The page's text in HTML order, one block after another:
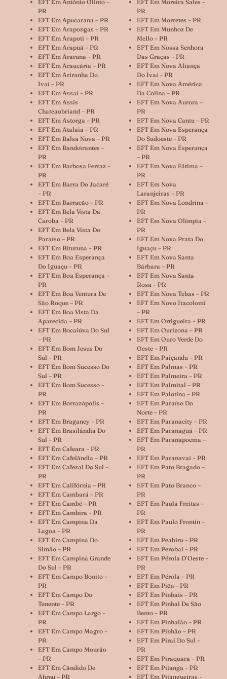
EFT Em Antônio Olinto –
PR
EFT Em Apucarana – PR
EFT Em Arapongas – PR
EFT Em Arapoti – PR
EFT Em Arapuã – PR
EFT Em Araruna – PR
EFT Em Araucária – PR
EFT Em Ariranha Do
Ivaí – PR
EFT Em Assaí – PR
EFT Em Assis
Chateaubriand – PR
EFT Em Astorga – PR
EFT Em Atalaia – PR
EFT Em Balsa Nova – PR
EFT Em Bandeirantes –
PR
EFT Em Barbosa Ferraz –
PR
EFT Em Barra Do Jacaré
– PR
EFT Em Barracão – PR
EFT Em Bela Vista Da
Caroba – PR
EFT Em Bela Vista Do
Paraíso – PR
EFT Em Bituruna – PR
EFT Em Boa Esperança
Do Iguaçu – PR
EFT Em Boa Esperança –
PR
EFT Em Boa Ventura De
São Roque – PR
EFT Em Boa Vista Da
Aparecida – PR
EFT Em Bocaiúva Do Sul
– PR
EFT Em Bom Jesus Do
Sul – PR
EFT Em Bom Sucesso Do
Sul – PR
EFT Em Bom Sucesso –
PR
EFT Em Borrazópolis –
PR
EFT Em Braganey – PR
EFT Em Brasilândia Do
Sul – PR
EFT Em Cafeara – PR
EFT Em Cafelândia – PR
EFT Em Cafezal Do Sul –
PR
EFT Em Califórnia – PR
EFT Em Cambará – PR
EFT Em Cambé – PR
EFT Em Cambira – PR
EFT Em Campina Da
Lagoa – PR
EFT Em Campina Do
Simão – PR
EFT Em Campina Grande
Do Sul – PR
EFT Em Campo Bonito –
PR
EFT Em Campo Do
Tenente – PR
EFT Em Campo Largo –
PR
EFT Em Campo Magro –
PR
EFT Em Campo Mourão
– PR
EFT Em Cândido De
Abreu – PR
EFT Em Moreira Sales –
PR
EFT Em Morretes – PR
EFT Em Munhoz De
Mello – PR
EFT Em Nossa Senhora
Das Graças – PR
EFT Em Nova Aliança
Do Ivaí – PR
EFT Em Nova América
Da Colina – PR
EFT Em Nova Aurora –
PR
EFT Em Nova Cantu – PR
EFT Em Nova Esperança
Do Sudoeste – PR
EFT Em Nova Esperança
– PR
EFT Em Nova Fátima –
PR
EFT Em Nova
Laranjeiras – PR
EFT Em Nova Londrina –
PR
EFT Em Nova Olímpia –
PR
EFT Em Nova Prata Do
Iguaçu – PR
EFT Em Nova Santa
Bárbara – PR
EFT Em Nova Santa
Rosa – PR
EFT Em Nova Tebas – PR
EFT Em Novo Itacolomi
– PR
EFT Em Ortigueira – PR
EFT Em Ourizona – PR
EFT Em Ouro Verde Do
Oeste – PR
EFT Em Paiçandu – PR
EFT Em Palmas – PR
EFT Em Palmeira – PR
EFT Em Palmital – PR
EFT Em Palotina – PR
EFT Em Paraíso Do
Norte – PR
EFT Em Paranacity – PR
EFT Em Paranaguá – PR
EFT Em Paranapoema –
PR
EFT Em Paranavaí – PR
EFT Em Pato Bragado –
PR
EFT Em Pato Branco –
PR
EFT Em Paula Freitas –
PR
EFT Em Paulo Frontin –
PR
EFT Em Peabiru – PR
EFT Em Perobal – PR
EFT Em Pérola D’Oeste –
PR
EFT Em Pérola – PR
EFT Em Piên – PR
EFT Em Pinhais – PR
EFT Em Pinhal De São
Bento – PR
EFT Em Pinhalão – PR
EFT Em Pinhão – PR
EFT Em Piraí Do Sul –
PR
EFT Em Piraquara – PR
EFT Em Pitanga – PR
EFT Em Pitangueiras –